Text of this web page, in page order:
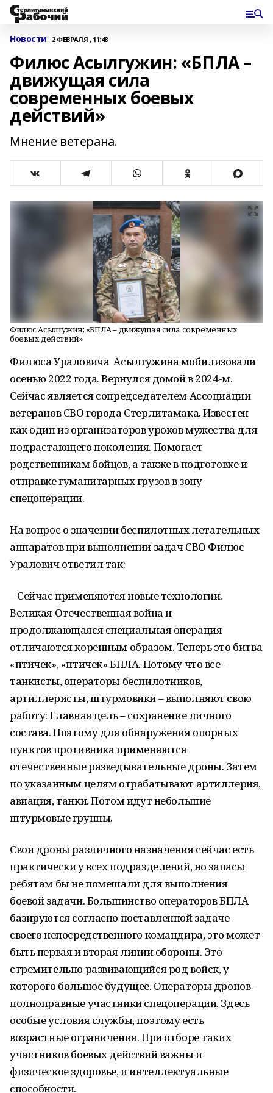
Новости 2 ФЕВРАЛЯ , 11:48
Филюс Асылгужин: «БПЛА –
движущая сила
современных боевых
действий»
Мнение ветерана.
Филюс Асылгужин: «БПЛА – движущая сила современных
боевых действий»
Филюса Ураловича Асылгужина мобилизовали
осенью 2022 года. Вернулся домой в 2024-м.
Сейчас является сопредседателем Ассоциации
ветеранов СВО города Стерлитамака. Известен
как один из организаторов уроков мужества для
подрастающего поколения. Помогает
родственникам бойцов, а также в подготовке и
отправке гуманитарных грузов в зону
спецоперации.
На вопрос о значении беспилотных летательных
аппаратов при выполнении задач СВО Филюс
Уралович ответил так:
– Сейчас применяются новые технологии.
Великая Отечественная война и
продолжающаяся специальная операция
отличаются коренным образом. Теперь это битва
«птичек», «птичек» БПЛА. Потому что все –
танкисты, операторы беспилотников,
артиллеристы, штурмовики – выполняют свою
работу: Главная цель – сохранение личного
состава. Поэтому для обнаружения опорных
пунктов противника применяются
отечественные разведывательные дроны. Затем
по указанным целям отрабатывают артиллерия,
авиация, танки. Потом идут небольшие
штурмовые группы.
Свои дроны различного назначения сейчас есть
практически у всех подразделений, но запасы
ребятам бы не помешали для выполнения
боевой задачи. Большинство операторов БПЛА
базируются согласно поставленной задаче
своего непосредственного командира, это может
быть первая и вторая линии обороны. Это
стремительно развивающийся род войск, у
которого большое будущее. Операторы дронов –
полноправные участники спецоперации. Здесь
особые условия службы, поэтому есть
возрастные ограничения. При отборе таких
участников боевых действий важны и
физическое здоровье, и интеллектуальные
способности.